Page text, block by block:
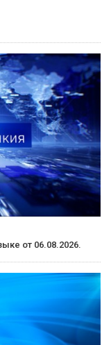
от 06.08.2026.